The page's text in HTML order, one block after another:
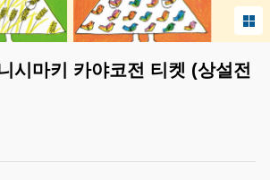
시마키 카야코전 티켓 (상설전